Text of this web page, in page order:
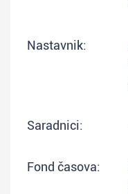
Nastavnik:
Saradnici:
Fond časova: